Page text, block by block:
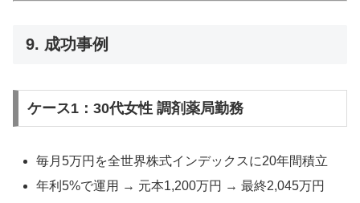
9. 成功事例
ケース1：30代女性 調剤薬局勤務
毎月5万円を全世界株式インデックスに20年間積立
年利5%で運用 → 元本1,200万円 → 最終2,045万円